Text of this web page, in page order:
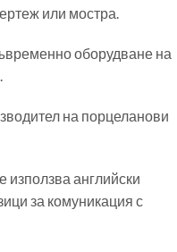
или мостра.
оборудване на
на порцеланови
английски
за комуникация с